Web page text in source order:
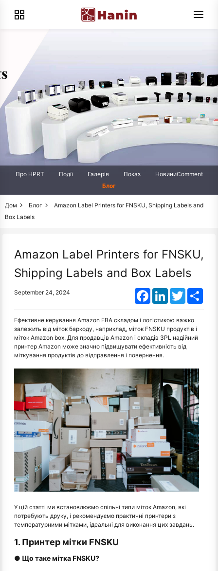
Про HPRT Події Галерія Показ
НовиниComment
Блог
Дом Блог
Amazon Label Printers for FNSKU, Shipping Labels and
Box Labels
Amazon Label Printers for FNSKU,
Shipping Labels and Box Labels
September 24, 2024 FacebookLinkedInTwitter
Ефективне керування Amazon FBA складом і логістикою важко
залежить від міток баркоду, наприклад, міток FNSKU продуктів і
міток Amazon box. Для продавців Amazon і складів 3PL надійний
принтер Amazon може значно підвищувати ефективність від
міткування продуктів до відправлення і повернення.
У цій статті ми встановлюємо спільні типи міток Amazon, які
потребують друку, і рекомендуємо практичні принтери з
температурними мітками, ідеальні для виконання цих завдань.
1. Принтер мітки FNSKU
● Що таке мітка FNSKU?